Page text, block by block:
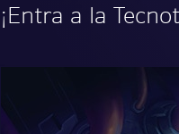
¡Entra a la